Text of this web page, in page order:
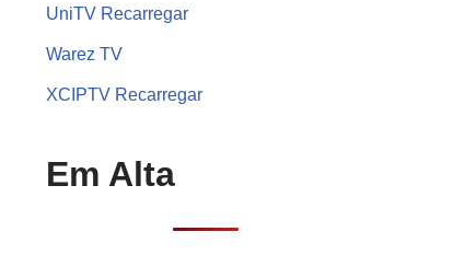
UniTV Recarregar
Warez TV
XCIPTV Recarregar
Em Alta